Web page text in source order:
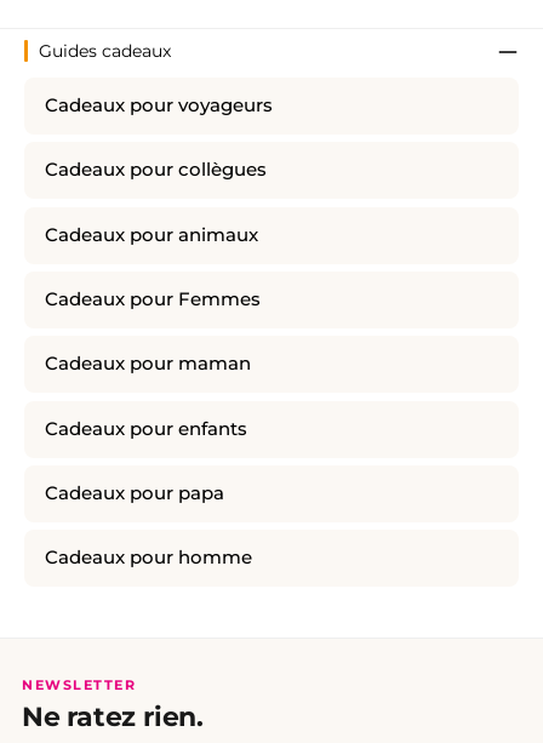
Guides cadeaux
Cadeaux pour voyageurs
Cadeaux pour collègues
Cadeaux pour animaux
Cadeaux pour Femmes
Cadeaux pour maman
Cadeaux pour enfants
Cadeaux pour papa
Cadeaux pour homme
NEWSLETTER
Ne ratez rien.